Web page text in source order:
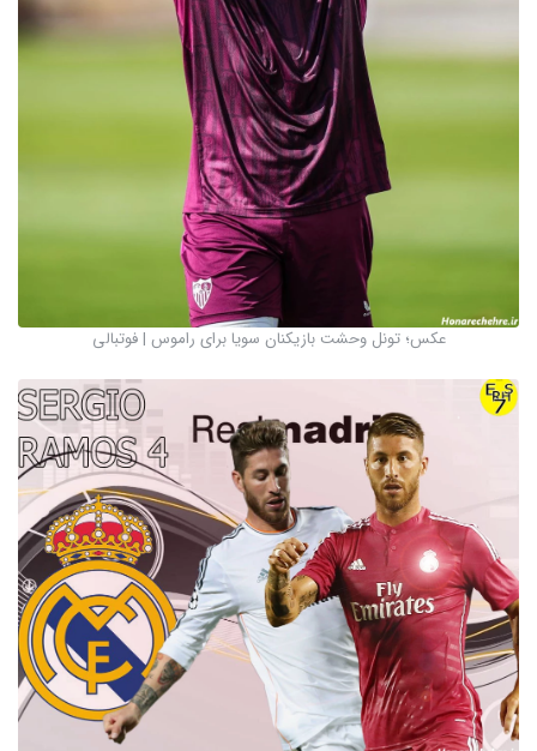
عکس؛ تونل وحشت بازیکنان سویا برای راموس | فوتبالی